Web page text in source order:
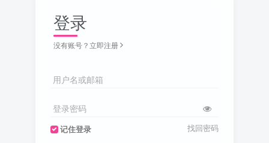
登录
没有账号？立即注册
用户名或邮箱
登录密码
记住登录 找回密码